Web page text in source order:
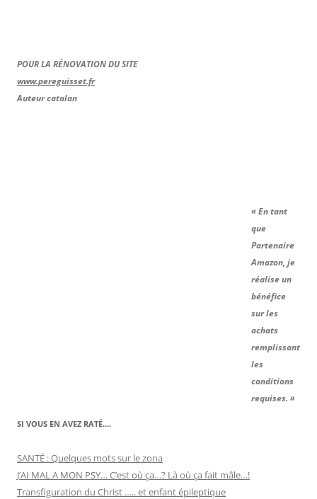
POUR LA RÉNOVATION DU SITE
www.pereguisset.fr
Auteur catalan
« En tant
que
Partenaire
Amazon, je
réalise un
bénéfice
sur les
achats
remplissant
les
conditions
requises. »
SI VOUS EN AVEZ RATÉ….
SANTÉ : Quelques mots sur le zona
J’AI MAL A MON PSY… C’est où ça…? Là où ça fait mâle…!
Transfiguration du Christ ….. et enfant épileptique